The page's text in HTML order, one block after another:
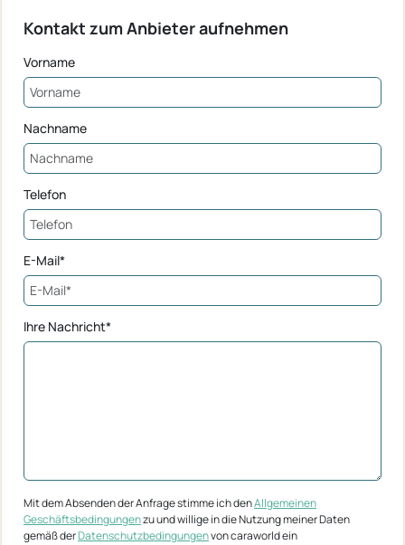
Kontakt zum Anbieter aufnehmen
Vorname
Nachname
Telefon
E-Mail*
Ihre Nachricht*
Mit dem Absenden der Anfrage stimme ich denAllgemeinen
Geschäftsbedingungenzu und willige in die Nutzung meiner Daten
gemäß derDatenschutzbedingungenvon caraworld ein